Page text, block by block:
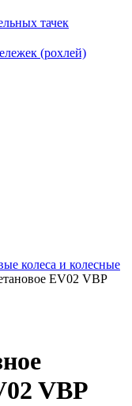
тачек
(рохлей)
колеса и колесные
EV02 VBP
VBP